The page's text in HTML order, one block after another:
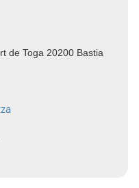
de Toga 20200 Bastia